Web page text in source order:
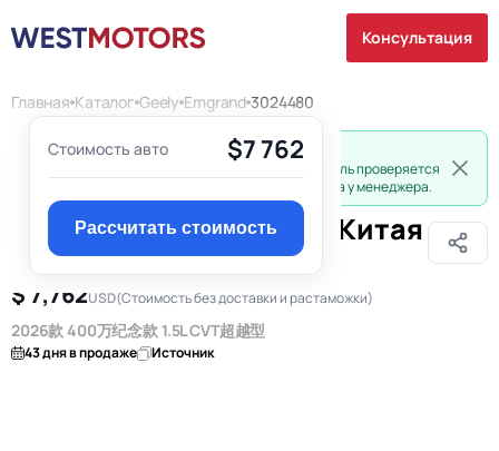
Консультация
Главная Каталог Geely Emgrand 3024480
Не все авто разрешены к экспорту из Китая.
Из-за ограничений экспорта каждый автомобиль проверяется
индивидуально. Уточняйте возможность вывоза у менеджера.
Geely Emgrand 2026 из Китая
в Чехию
$ 7,762USD(Стоимость без доставки и растаможки)
2026款 400万纪念款 1.5L CVT超越型
43 дня в продаже Источник
Стоимость авто $7 762
Рассчитать стоимость